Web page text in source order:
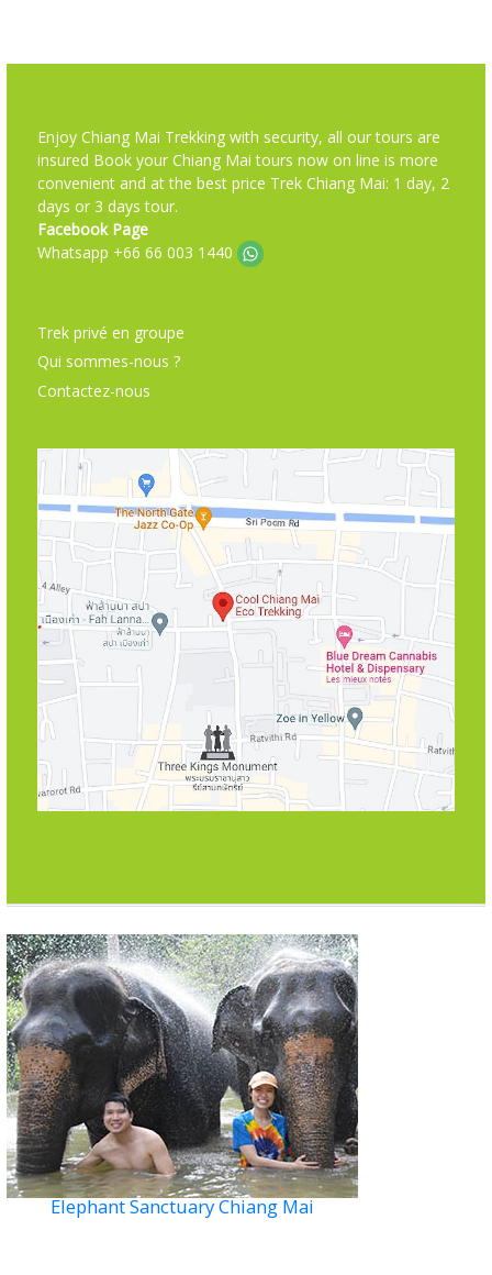
Enjoy Chiang Mai Trekking with security, all our tours are
insured Book your Chiang Mai tours now on line is more
convenient and at the best price Trek Chiang Mai: 1 day, 2
days or 3 days tour.
Facebook Page
Whatsapp +66 66 003 1440
Trek privé en groupe
Qui sommes-nous ?
Contactez-nous
Elephant Sanctuary Chiang Mai